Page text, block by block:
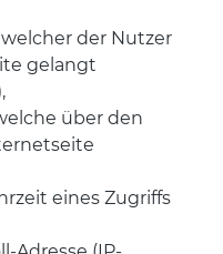
der Nutzer
gelangt
über den
eines Zugriffs